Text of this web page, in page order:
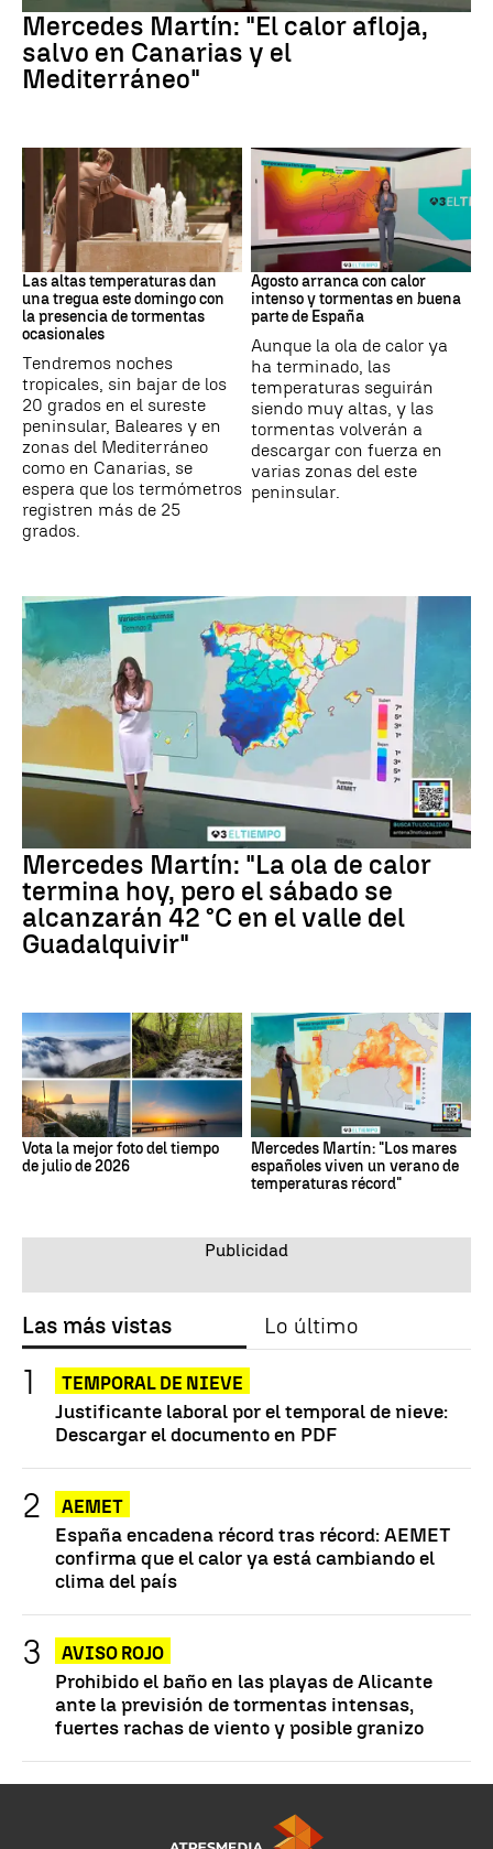
Mercedes Martín: "El calor afloja,
salvo en Canarias y el
Mediterráneo"
Tiempo
Las altas temperaturas dan
una tregua este domingo con
la presencia de tormentas
ocasionales
Tendremos noches
tropicales, sin bajar de los
20 grados en el sureste
peninsular, Baleares y en
zonas del Mediterráneo
como en Canarias, se
espera que los termómetros
registren más de 25
grados.
Tiempo
Agosto arranca con calor
intenso y tormentas en buena
parte de España
Aunque la ola de calor ya
ha terminado, las
temperaturas seguirán
siendo muy altas, y las
tormentas volverán a
descargar con fuerza en
varias zonas del este
peninsular.
Mercedes Martín: "La ola de calor
termina hoy, pero el sábado se
alcanzarán 42 °C en el valle del
Guadalquivir"
Vota la mejor foto del tiempo
de julio de 2026
Mercedes Martín: "Los mares
españoles viven un verano de
temperaturas récord"
Las más vistas Lo último
TEMPORAL DE NIEVE
Justificante laboral por el temporal de nieve:
Descargar el documento en PDF
AEMET
España encadena récord tras récord: AEMET
confirma que el calor ya está cambiando el
clima del país
AVISO ROJO
Prohibido el baño en las playas de Alicante
ante la previsión de tormentas intensas,
fuertes rachas de viento y posible granizo